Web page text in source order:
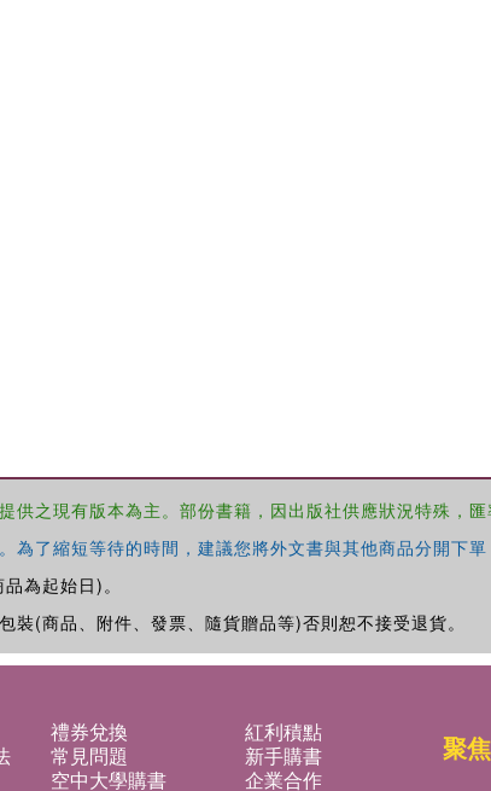
之現有版本為主。部份書籍，因出版社供應狀況特殊，匯
了縮短等待的時間，建議您將外文書與其他商品分開下
為起始日)。
(商品、附件、發票、隨貨贈品等)否則恕不接受退貨。
禮券兌換
紅利積點
常見問題
新手購書
空中大學購書
企業合作
聚